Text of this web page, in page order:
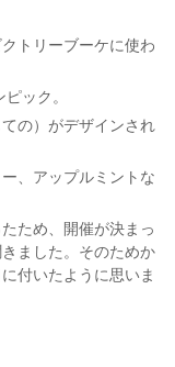
トリーブーケに使わ
ック。
の）がデザインされ
、アップルミントな
ため、開催が決まっ
ました。そのためか
付いたように思いま